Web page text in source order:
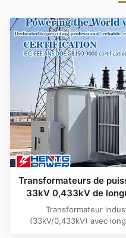
Transformateurs de
33kV 0,433kV de
630kva pour les
l'Afrique
Transformateur
(33kV/0,433kV) avec